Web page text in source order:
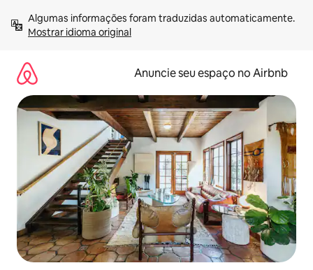
para
Mostrar idioma original
Anuncie seu espaço no Airbnb